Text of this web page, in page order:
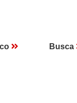
Busca